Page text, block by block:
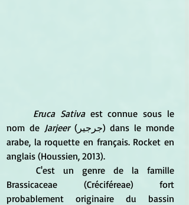
Eruca Sativa est connue sous le
nom de Jarjeer (جرجير) dans le monde
arabe, la roquette en français. Rocket en
anglais (Houssien, 2013).
Brassicaceae (Créciféreae) fort
probablement originaire du bassin